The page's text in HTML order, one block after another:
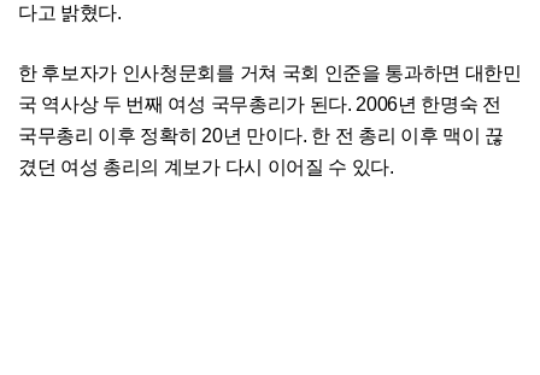
다고 밝혔다.
한 후보자가 인사청문회를 거쳐 국회 인준을 통과하면 대한민
국 역사상 두 번째 여성 국무총리가 된다. 2006년 한명숙 전
국무총리 이후 정확히 20년 만이다. 한 전 총리 이후 맥이 끊
겼던 여성 총리의 계보가 다시 이어질 수 있다.